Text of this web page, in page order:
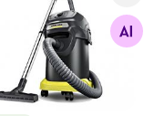
Kärcher AD 4
Otsi sarnaseid